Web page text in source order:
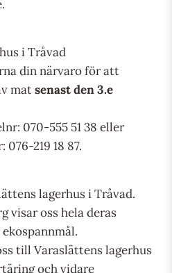
i Tråvad
din närvaro för att
matsenast den 3.e
070-555 51 38 eller
219 18 87.
lagerhus i Tråvad.
visar oss hela deras
till Varaslättens lagerhus
och vidare